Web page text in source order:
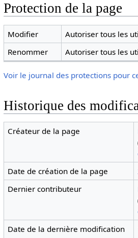
Protection de la page
Modifier
Autoriser tous les
Renommer
Autoriser tous les
Voir le journal des protections pour
Historique des
Créateur de la page
Date de création de la page
Dernier contributeur
Date de la dernière modification